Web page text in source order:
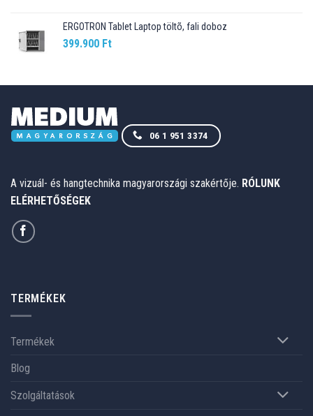
ERGOTRON Tablet Laptop töltõ, fali doboz
399.900 Ft
06 1 951 3374
A vizuál- és hangtechnika magyarországi szakértője. RÓLUNK
ELÉRHETŐSÉGEK
TERMÉKEK
Termékek
Blog
Szolgáltatások